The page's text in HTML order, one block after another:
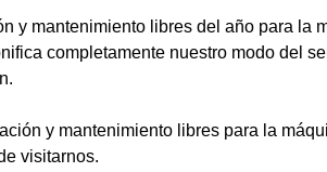
y mantenimiento libres del año para la
completamente nuestro modo del
y mantenimiento libres para la
visitarnos.